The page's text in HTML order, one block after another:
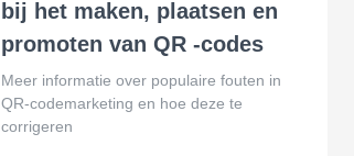
bij het maken, plaatsen en
promoten van QR -codes
Meer informatie over populaire fouten in
QR-codemarketing en hoe deze te
corrigeren